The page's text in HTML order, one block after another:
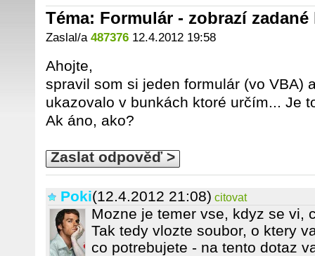
Téma: Formulár - zobrazí
Zaslal/a 487376 12.4.2012 19:58
Ahojte,
spravil som si jeden formulár (vo VBA)
ukazovalo v bunkách ktoré určím... Je
Ak áno, ako?
Zaslat odpověď >
Poki(12.4.2012 21:08) citovat
Mozne je temer vse, kdyz se vi,
Tak tedy vlozte soubor, o ktery
co potrebujete - na tento dotaz